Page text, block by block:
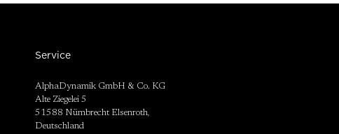
Service
AlphaDynamik GmbH & Co. KG
Alte Ziegelei 5
51588 Nümbrecht Elsenroth,
Deutschland